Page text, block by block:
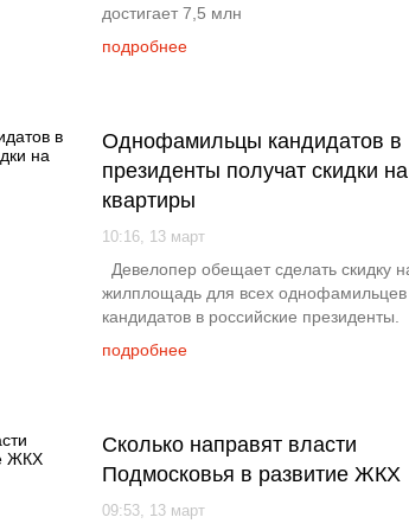
достигает 7,5 млн
подробнее
Однофамильцы кандидатов в
президенты получат скидки на
квартиры
10:16, 13 март
Девелопер обещает сделать скидку
жилплощадь для всех однофамильцев
кандидатов в российские президенты.
подробнее
Сколько направят власти
Подмосковья в развитие ЖКХ
09:53, 13 март